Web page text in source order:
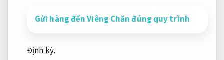
Gửi hàng đến Viêng Chăn đúng quy trình
Định kỳ.